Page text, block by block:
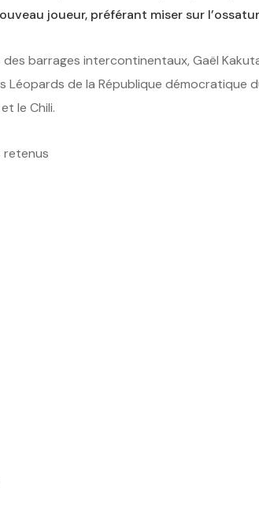
joueur, préférant miser sur
barrages intercontinentaux, Gaël
Léopards de la République démocratique
le Chili.
retenus